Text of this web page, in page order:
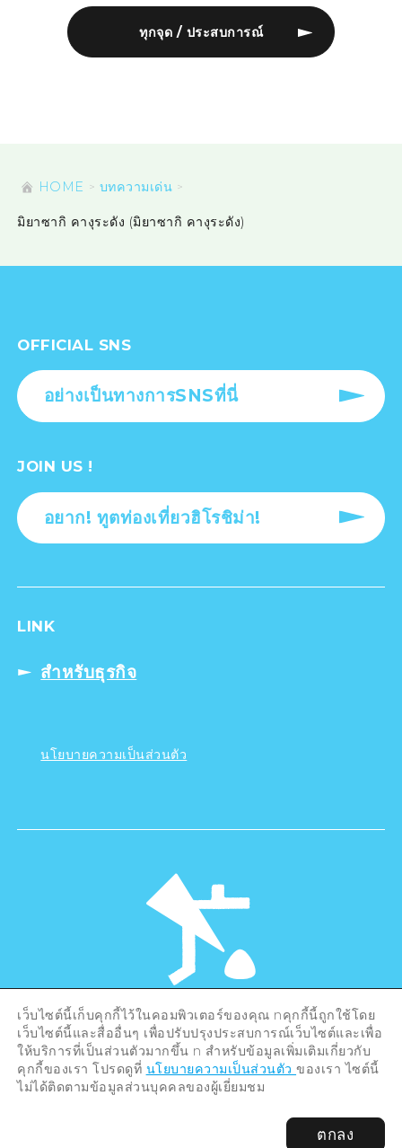
ทุกจุด / ประสบการณ์
HOME บทความเด่น
มิยาซากิ คางุระดัง (มิยาซากิ คางุระดัง)
OFFICIAL SNS
อย่างเป็นทางการSNSที่นี่
JOIN US !
อยาก! ทูตท่องเที่ยวฮิโรชิม่า!
LINK
สำหรับธุรกิจ
นโยบายความเป็นส่วนตัว
©Hiroshima Tourism Association /
Hiroshima Prefecture / Hiroshima City .
All rights reserved
เว็บไซต์นี้เก็บคุกกี้ไว้ในคอมพิวเตอร์ของคุณ nคุกกี้นี้ถูกใช้โดย
เว็บไซต์นี้และสื่ออื่นๆ เพื่อปรับปรุงประสบการณ์เว็บไซต์และเพื่อ
ให้บริการที่เป็นส่วนตัวมากขึ้น n สำหรับข้อมูลเพิ่มเติมเกี่ยวกับ
คุกกี้ของเรา โปรดดูที่ นโยบายความเป็นส่วนตัวของเรา ไซต์นี้
ไม่ได้ติดตามข้อมูลส่วนบุคคลของผู้เยี่ยมชม
ตกลง